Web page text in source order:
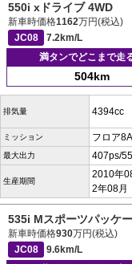
550i xドライブ 4WD
新車時価格1162万円(税込)
JC08
7.2km/L
満タンでどこまで走
504km
排気量 4394cc
ミッション フロア
最大出力 407ps/
生産期間
2010年
2年08月
535i Mスポーツパッケ
新車時価格930万円(税込)
JC08
9.6km/L